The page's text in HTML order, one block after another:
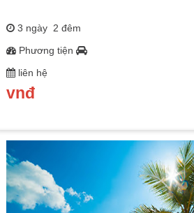
3 ngày 2 đêm
Phương tiện
liên hệ
vnđ